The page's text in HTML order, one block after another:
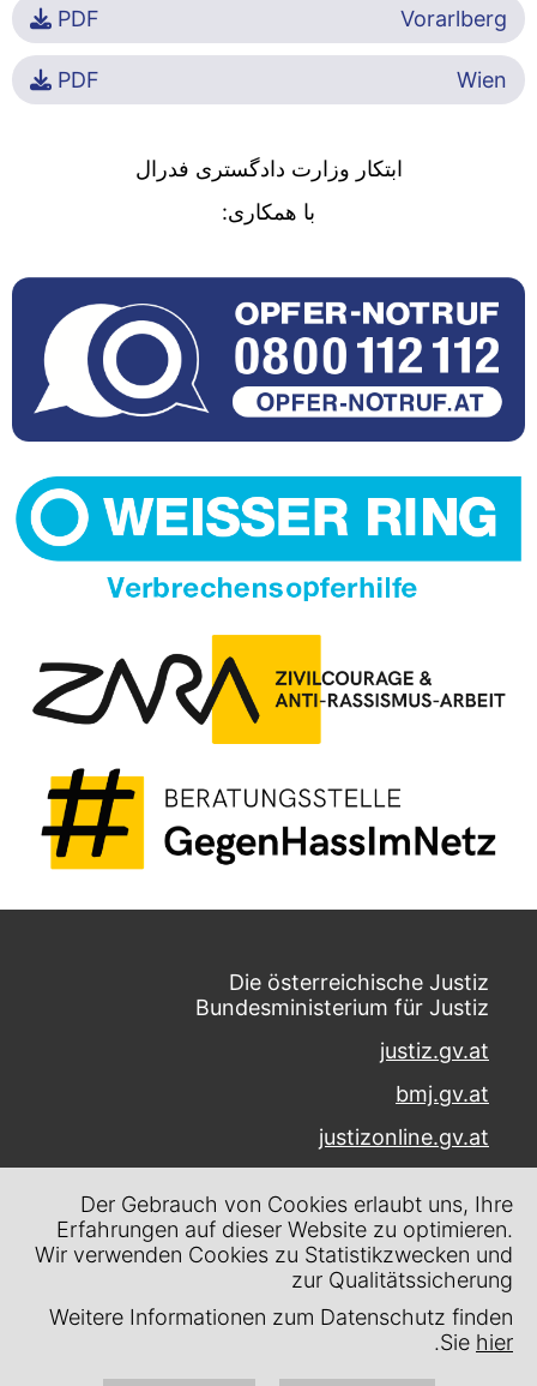
Vorarlberg
PDF
Wien
PDF
ابتکار وزارت دادگستری فدرال
با همکاری:
Die österreichische Justiz
Bundesministerium für Justiz
justiz.gv.at
bmj.gv.at
justizonline.gv.at
Museumstraße 7
1070 Wien
Kontakt
Impressum
Der Gebrauch von Cookies erlaubt uns, Ihre
Erfahrungen auf dieser Website zu optimieren.
Wir verwenden Cookies zu Statistikzwecken und
zur Qualitätssicherung
Weitere Informationen zum Datenschutz finden
Sie hier
.